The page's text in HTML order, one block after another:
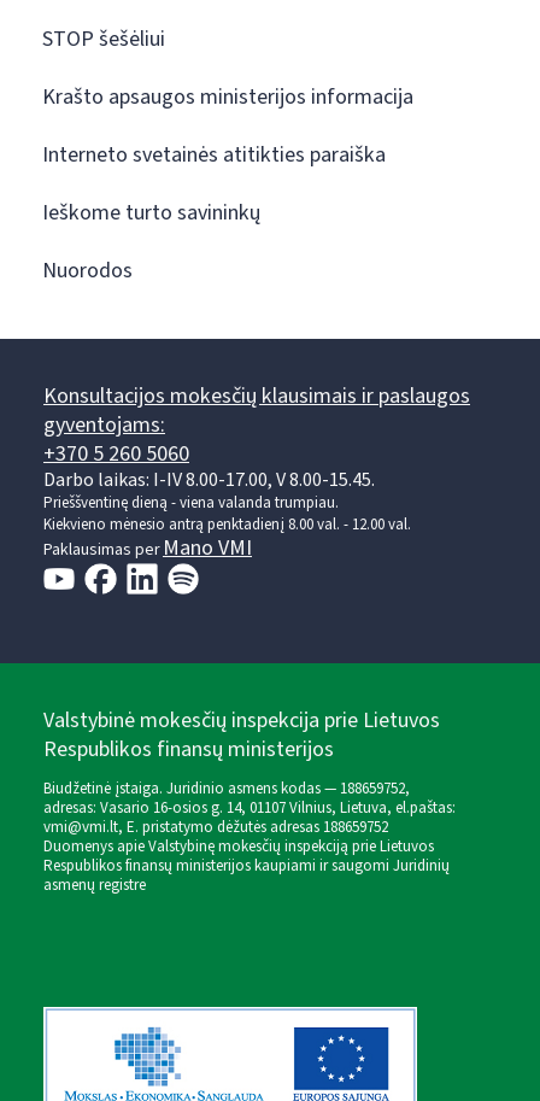
STOP šešėliui
Krašto apsaugos ministerijos informacija
Interneto svetainės atitikties paraiška
Ieškome turto savininkų
Nuorodos
Konsultacijos mokesčių klausimais ir paslaugos
gyventojams:
+370 5 260 5060
Darbo laikas: I-IV 8.00-17.00, V 8.00-15.45.
Prieššventinę dieną - viena valanda trumpiau.
Kiekvieno mėnesio antrą penktadienį 8.00 val. - 12.00 val.
Paklausimas per Mano VMI
Valstybinė mokesčių inspekcija prie Lietuvos
Respublikos finansų ministerijos
Biudžetinė įstaiga. Juridinio asmens kodas — 188659752,
adresas: Vasario 16-osios g. 14, 01107 Vilnius, Lietuva, el.paštas:
vmi@vmi.lt, E. pristatymo dėžutės adresas 188659752
Duomenys apie Valstybinę mokesčių inspekciją prie Lietuvos
Respublikos finansų ministerijos kaupiami ir saugomi Juridinių
asmenų registre